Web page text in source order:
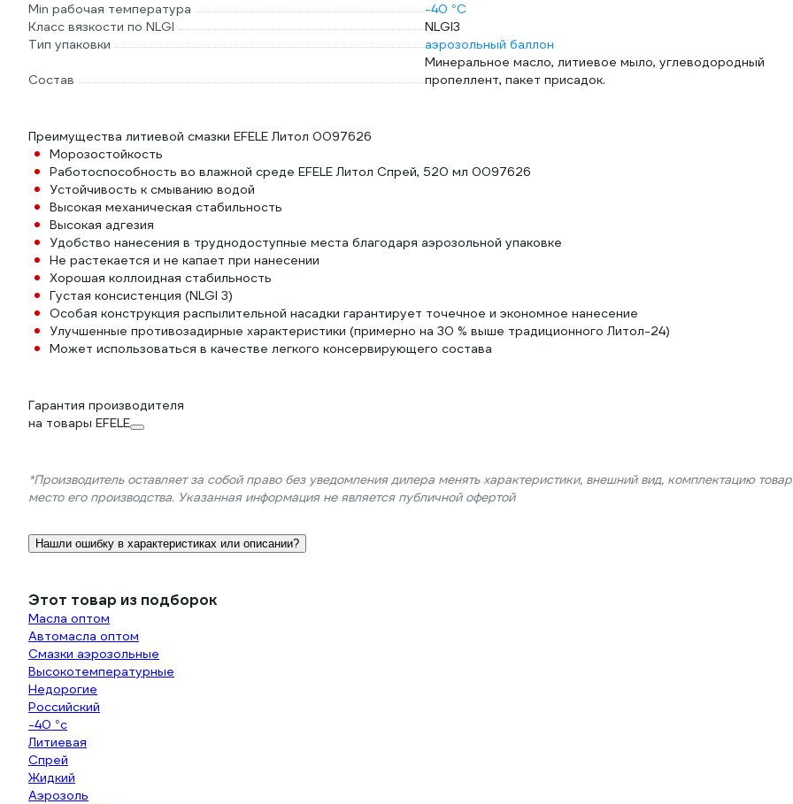
Min рабочая температура
-40 °С
Класс вязкости по NLGI
NLGI3
Тип упаковки
аэрозольный баллон
Состав
Минеральное масло, литиевое мыло, углеводородный
пропеллент, пакет присадок.
Преимущества литиевой смазки EFELE Литол 0097626
Морозостойкость
Работоспособность во влажной среде EFELE Литол Спрей, 520 мл 0097626
Устойчивость к смыванию водой
Высокая механическая стабильность
Высокая адгезия
Удобство нанесения в труднодоступные места благодаря аэрозольной упаковке
Не растекается и не капает при нанесении
Хорошая коллоидная стабильность
Густая консистенция (NLGI 3)
Особая конструкция распылительной насадки гарантирует точечное и экономное нанесение
Улучшенные противозадирные характеристики (примерно на 30 % выше традиционного Литол-24)
Может использоваться в качестве легкого консервирующего состава
Гарантия производителя
на товары EFELE
*Производитель оставляет за собой право без уведомления дилера менять характеристики, внешний вид, комплектацию
место его производства. Указанная информация не является публичной офертой
Нашли ошибку в характеристиках или описании?
Этот товар из подборок
Масла оптом
Автомасла оптом
Смазки аэрозольные
Высокотемпературные
Недорогие
Российский
-40 °с
Литиевая
Спрей
Жидкий
Аэрозоль